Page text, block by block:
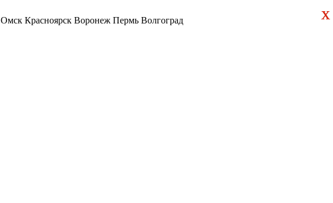
Омск Красноярск Воронеж Пермь Волгоград
х
х